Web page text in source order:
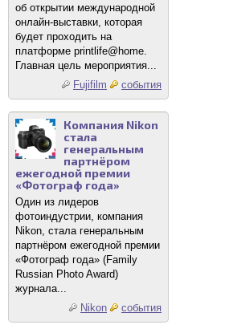
об открытии международной
онлайн-выставки, которая
будет проходить на
платформе printlife@home.
Главная цель мероприятия...
Fujifilm
события
Компания Nikon
стала
генеральным
партнёром
ежегодной премии
«Фотограф года»
Один из лидеров
фотоиндустрии, компания
Nikon, стала генеральным
партнёром ежегодной премии
«Фотограф года» (Family
Russian Photo Award)
журнала...
Nikon
события